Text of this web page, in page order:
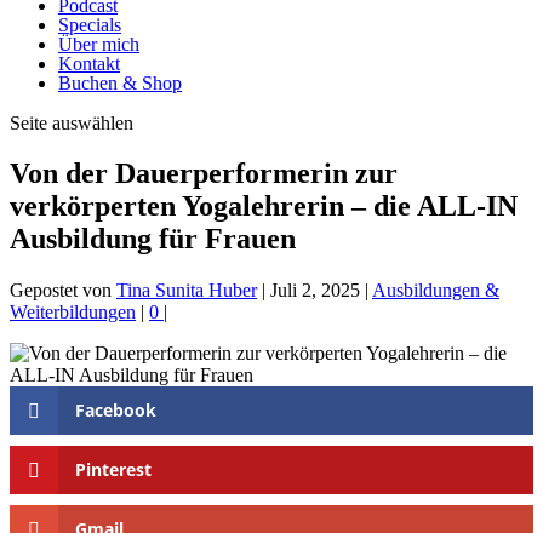
Podcast
Specials
Über mich
Kontakt
Buchen & Shop
Seite auswählen
Von der Dauerperformerin zur
verkörperten Yogalehrerin – die ALL‑IN
Ausbildung für Frauen
Gepostet von Tina Sunita Huber| Juli 2, 2025 | Ausbildungen &
Weiterbildungen | 0 |
Facebook
Pinterest
Gmail